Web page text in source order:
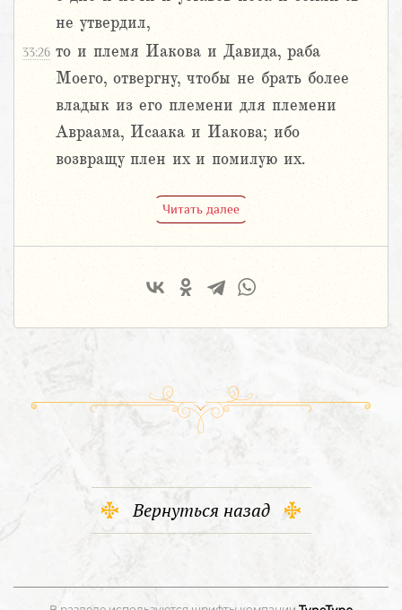
не утвердил,
33:26 то и племя Иакова и Давида, раба
Моего, отвергну, чтобы не брать более
владык из его племени для племени
Авраама, Исаака и Иакова; ибо
возвращу плен их и помилую их.
Читать далее
Вернуться назад